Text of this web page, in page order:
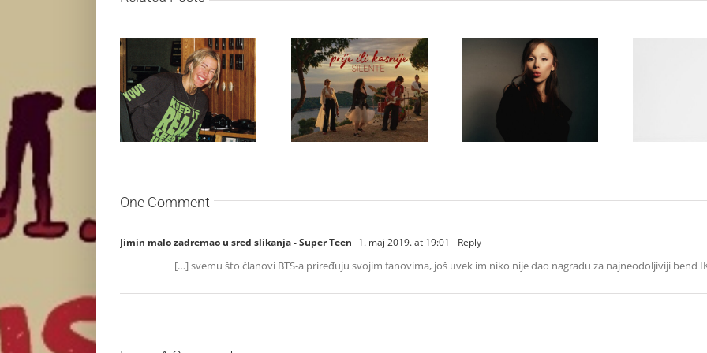
Ellie Goulding otkriva
nežniju stranu novim
singlom „4 Seasons“
Silente objavio novi
singl “Prije ili kasnije”
Ariana Grande objavila
osmi studijski album
Karol G
novi
Arrepiento
Tanto“
One Comment
Jimin malo zadremao u sred slikanja - Super Teen 1. maj 2019. at 19:01 - Reply
[…] svemu što članovi BTS-a priređuju svojim fanovima, još uvek im niko nije dao nagradu za najneodoljiviji bend